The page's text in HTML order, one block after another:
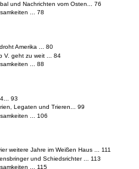
und Nachrichten vom Osten... 76
... 78
Amerika ... 80
V. geht zu weit ... 84
... 88
93
Legaten und Trieren... 99
... 106
weitere Jahre im Weißen Haus ... 111
und Schiedsrichter ... 113
... 115